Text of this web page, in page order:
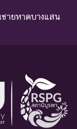
ายหาดบางแสน